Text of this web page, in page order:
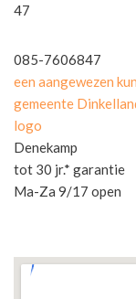
47
085-7606847
een aangewezen
gemeente
logo
Denekamp
tot 30 jr.* garantie
Ma-Za 9/17 open